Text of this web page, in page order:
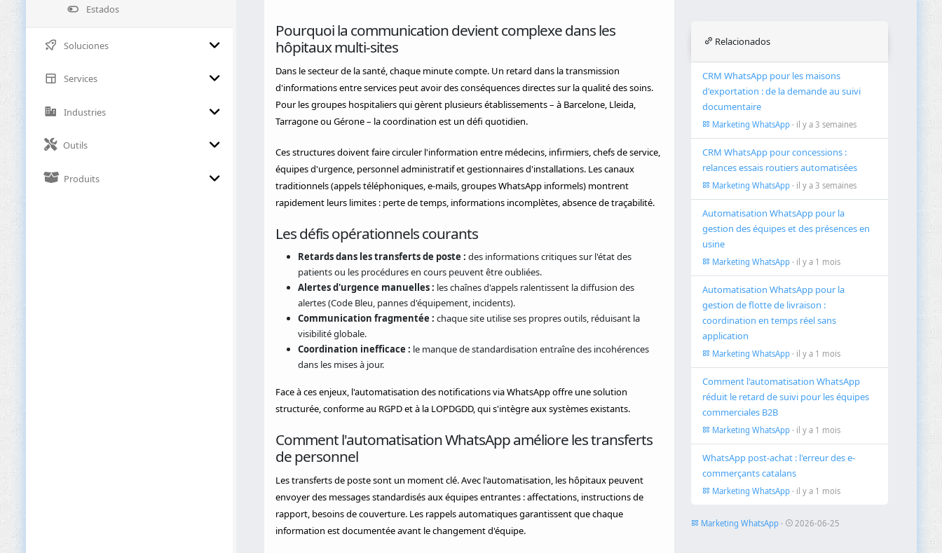
Estados
Soluciones
Services
Industries
Outils
Produits
Pourquoi la communication devient complexe dans les
hôpitaux multi-sites
Dans le secteur de la santé, chaque minute compte. Un retard dans la transmission
d'informations entre services peut avoir des conséquences directes sur la qualité des soins.
Pour les groupes hospitaliers qui gèrent plusieurs établissements – à Barcelone, Lleida,
Tarragone ou Gérone – la coordination est un défi quotidien.
Ces structures doivent faire circuler l'information entre médecins, infirmiers, chefs de service,
équipes d'urgence, personnel administratif et gestionnaires d'installations. Les canaux
traditionnels (appels téléphoniques, e-mails, groupes WhatsApp informels) montrent
rapidement leurs limites : perte de temps, informations incomplètes, absence de traçabilité.
Les défis opérationnels courants
Retards dans les transferts de poste : des informations critiques sur l'état des
patients ou les procédures en cours peuvent être oubliées.
Alertes d'urgence manuelles : les chaînes d'appels ralentissent la diffusion des
alertes (Code Bleu, pannes d'équipement, incidents).
Communication fragmentée : chaque site utilise ses propres outils, réduisant la
visibilité globale.
Coordination inefficace : le manque de standardisation entraîne des incohérences
dans les mises à jour.
Face à ces enjeux, l'automatisation des notifications via WhatsApp offre une solution
structurée, conforme au RGPD et à la LOPDGDD, qui s'intègre aux systèmes existants.
Comment l'automatisation WhatsApp améliore les transferts
de personnel
Les transferts de poste sont un moment clé. Avec l'automatisation, les hôpitaux peuvent
envoyer des messages standardisés aux équipes entrantes : affectations, instructions de
rapport, besoins de couverture. Les rappels automatiques garantissent que chaque
information est documentée avant le changement d'équipe.
Relacionados
CRM WhatsApp pour les maisons
d'exportation : de la demande au suivi
documentaire
Marketing WhatsApp · il y a 3 semaines
CRM WhatsApp pour concessions :
relances essais routiers automatisées
Marketing WhatsApp · il y a 3 semaines
Automatisation WhatsApp pour la
gestion des équipes et des présences en
usine
Marketing WhatsApp · il y a 1 mois
Automatisation WhatsApp pour la
gestion de flotte de livraison :
coordination en temps réel sans
application
Marketing WhatsApp · il y a 1 mois
Comment l'automatisation WhatsApp
réduit le retard de suivi pour les équipes
commerciales B2B
Marketing WhatsApp · il y a 1 mois
WhatsApp post-achat : l'erreur des e-
commerçants catalans
Marketing WhatsApp · il y a 1 mois
Marketing WhatsApp · 2026-06-25